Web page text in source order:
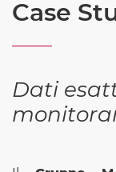
Case
Dati